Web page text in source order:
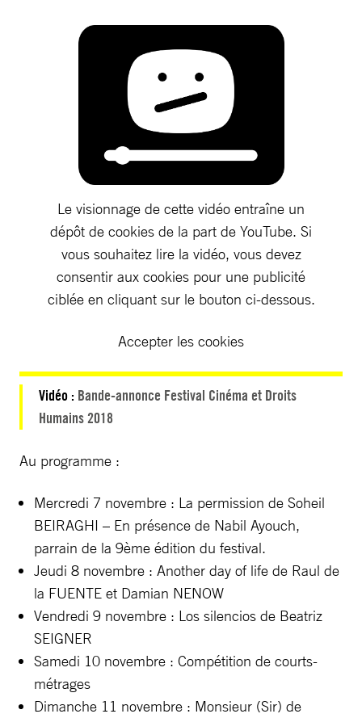
Le visionnage de cette vidéo entraîne un
dépôt de cookies de la part de YouTube. Si
vous souhaitez lire la vidéo, vous devez
consentir aux cookies pour une publicité
ciblée en cliquant sur le bouton ci-dessous.
Accepter les cookies
Vidéo : Bande-annonce Festival Cinéma et Droits
Humains 2018
Au programme :
Mercredi 7 novembre : La permission de Soheil
BEIRAGHI – En présence de Nabil Ayouch,
parrain de la 9ème édition du festival.
Jeudi 8 novembre : Another day of life de Raul de
la FUENTE et Damian NENOW
Vendredi 9 novembre : Los silencios de Beatriz
SEIGNER
Samedi 10 novembre : Compétition de courts-
métrages
Dimanche 11 novembre : Monsieur (Sir) de